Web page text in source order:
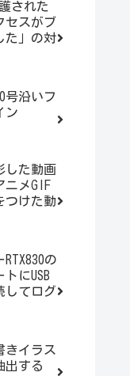
された
セスがブ
た」の対
号沿いフ
ン
した動画
ニメGIF
つけた動
の
にUSB
してログ
きイラス
出する